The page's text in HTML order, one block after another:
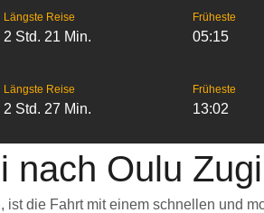
Längste Reise
2 Std. 21 Min.
Früheste
05:15
Längste Reise
2 Std. 27 Min.
Früheste
13:02
nach Oulu
die Fahrt mit einem schnellen und